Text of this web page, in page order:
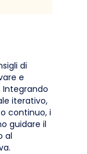
di
e
Integrando
iterativo,
continuo, i
guidare il
al